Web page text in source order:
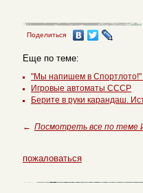
Поделиться
Еще по теме:
"Мы напишем в
Игровые автоматы СССР
Берите в руки карандаш.
← Посмотреть все по теме
пожаловаться